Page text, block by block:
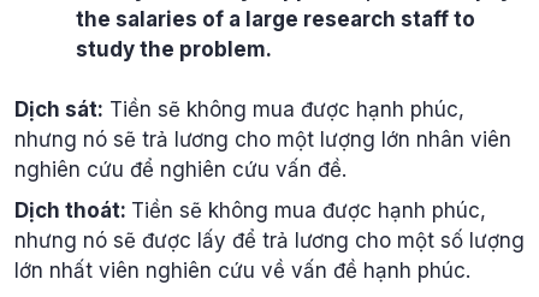
the salaries of a large research staff to
study the problem.
Dịch sát: Tiền sẽ không mua được hạnh phúc,
nhưng nó sẽ trả lương cho một lượng lớn nhân viên
nghiên cứu để nghiên cứu vấn đề.
Dịch thoát: Tiền sẽ không mua được hạnh phúc,
nhưng nó sẽ được lấy để trả lương cho một số lượng
lớn nhất viên nghiên cứu về vấn đề hạnh phúc.